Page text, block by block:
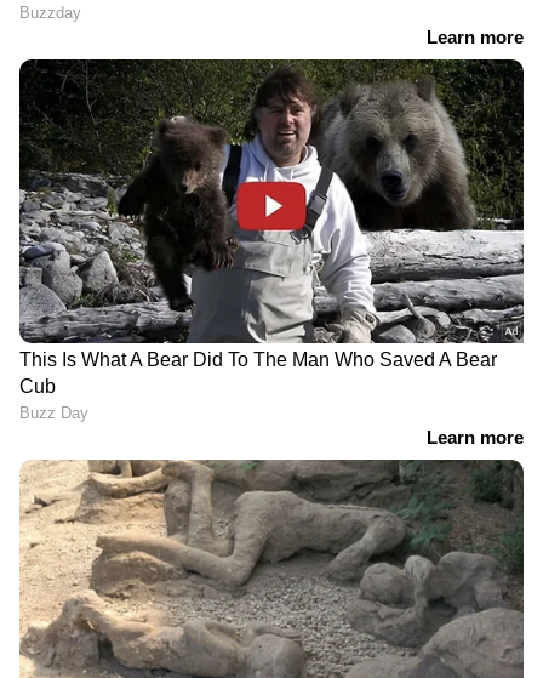
ആഗോളതാപനം തടയുകയും ചെയ്യുക
എന്നതാണ് കാര്‍ബണ്‍ ക്യാപ്ചര്‍ എന്നത്
കൊണ്ട് ലക്ഷ്യമിടുന്നത്. അതേസമയം ഏറെ
സാങ്കേതികവും ധനച്ചെലവുമുള്ള ഈ പ്രക്രിയ
പ്രായോഗികമാണോയെന്ന കാര്യത്തിലുള്ള
ചര്‍ച്ചകള്‍ ഗവേഷകര്‍ക്കിടയില്‍ ഇപ്പോഴും
നടക്കുകയാണ്.
കൊടുങ്കാറ്റില്‍ പെട്ട് നിര്‍ത്തിയിട്ട ബോയിംഗ്
വിമാനം തെന്നി നീങ്ങി; ഞെട്ടിപ്പിക്കുന്ന
വീഡിയോ !